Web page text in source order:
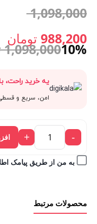
بود.
فعلی:
1,098,000
اصلی:
بود.
988,200 تومان
فعلی:
10%
1,098,000
یه خرید راحت،
امن، سریع و
-
+
به من از طریق پیامک
محصولات مرتبط